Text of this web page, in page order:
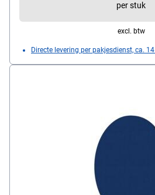
per stuk
excl. btw
Directe levering per pakjesdienst, ca.